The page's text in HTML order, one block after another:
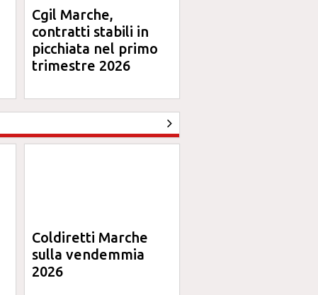
Cgil Marche,
contratti stabili in
picchiata nel primo
trimestre 2026
Coldiretti Marche
sulla vendemmia
2026